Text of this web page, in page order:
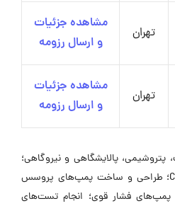
تهران
مشاهده جزئیات
و ارسال رزومه
تهران
مشاهده جزئیات
و ارسال رزومه
پالایشگاهی و نیروگاهی؛
طراحی و ساخت تجهیزات CNG؛ طراحی و ساخت پمپ‌های پروسس
فشار قوی؛ انجام تست‌های